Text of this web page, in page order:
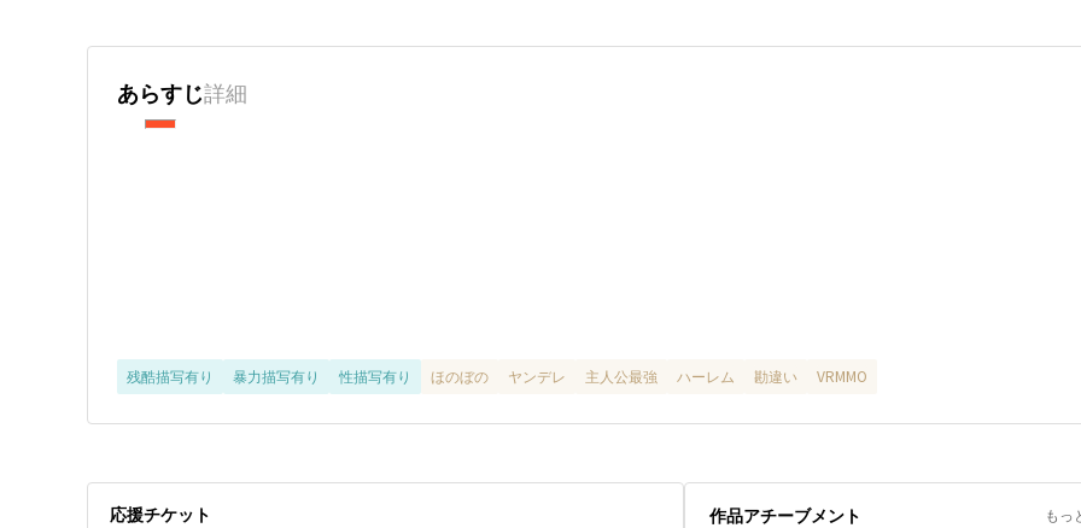
あらすじ詳細
残酷描写有り 暴力描写有り 性描写有り ほのぼの ヤンデレ 主人公最強 ハーレム 勘違い VRMMO
応援チケット 作品アチーブメント もっ